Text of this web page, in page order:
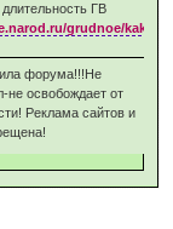
ГВ
grudnoe/
форума!!!Не
не освобождает от
Реклама сайтов и